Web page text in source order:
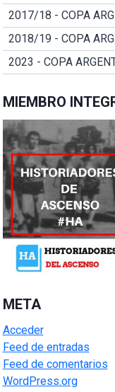
2017/18 - COPA
2018/19 - COPA
2023 - COPA
MIEMBRO
META
Acceder
Feed de entradas
Feed de comentarios
WordPress.org